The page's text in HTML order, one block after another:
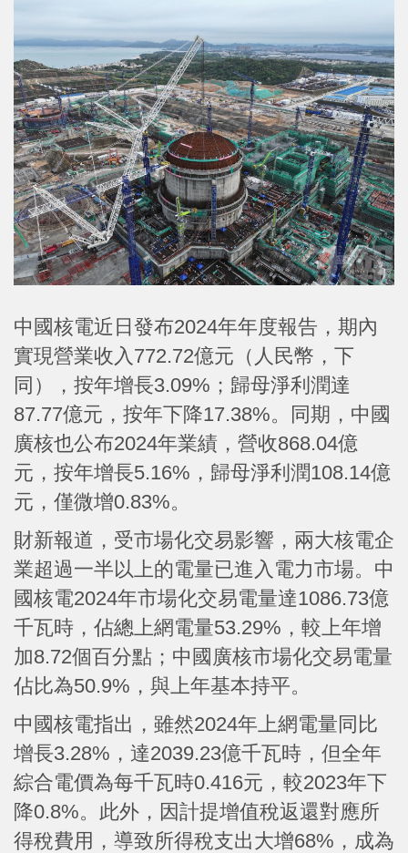
中國核電近日發布2024年年度報告，期內
實現營業收入772.72億元（人民幣，下
同），按年增長3.09%；歸母淨利潤達
87.77億元，按年下降17.38%。同期，中國
廣核也公布2024年業績，營收868.04億
元，按年增長5.16%，歸母淨利潤108.14億
元，僅微增0.83%。
財新報道，受市場化交易影響，兩大核電企
業超過一半以上的電量已進入電力市場。中
國核電2024年市場化交易電量達1086.73億
千瓦時，佔總上網電量53.29%，較上年增
加8.72個百分點；中國廣核市場化交易電量
佔比為50.9%，與上年基本持平。
中國核電指出，雖然2024年上網電量同比
增長3.28%，達2039.23億千瓦時，但全年
綜合電價為每千瓦時0.416元，較2023年下
降0.8%。此外，因計提增值稅返還對應所
得稅費用，導致所得稅支出大增68%，成為